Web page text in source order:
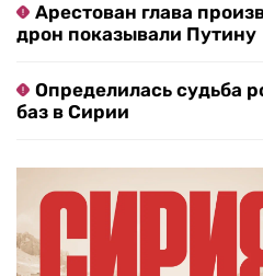
Арестован глава
дрон показывали Путину
Определилась судьба
баз в Сирии